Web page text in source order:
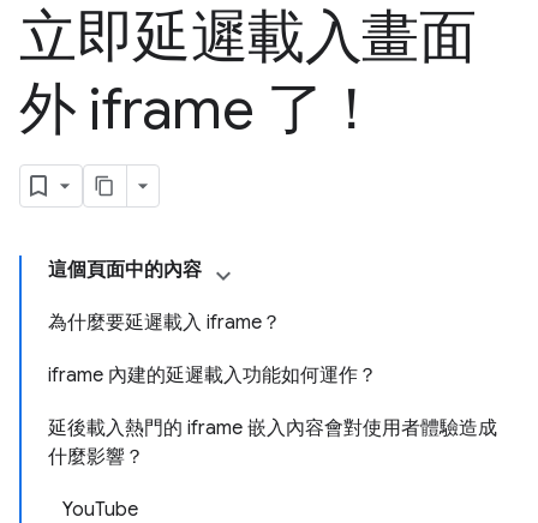
立即延遲載入畫面
外 iframe 了！
這個頁面中的內容
為什麼要延遲載入 iframe？
iframe 內建的延遲載入功能如何運作？
延後載入熱門的 iframe 嵌入內容會對使用者體驗造成
什麼影響？
YouTube